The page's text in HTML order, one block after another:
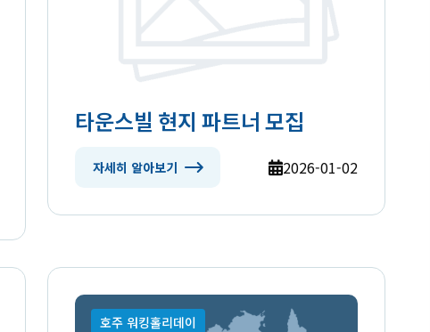
타운스빌 현지 파트너 모집
자세히 알아보기 2026-01-02
호주 워킹홀리데이